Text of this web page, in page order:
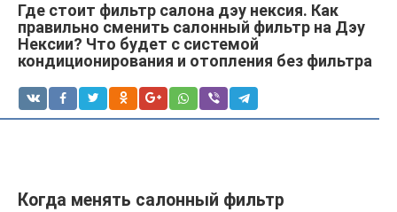
Где стоит фильтр салона дэу нексия. Как
правильно сменить салонный фильтр на Дэу
Нексии? Что будет с системой
кондиционирования и отопления без фильтра
Когда менять салонный фильтр